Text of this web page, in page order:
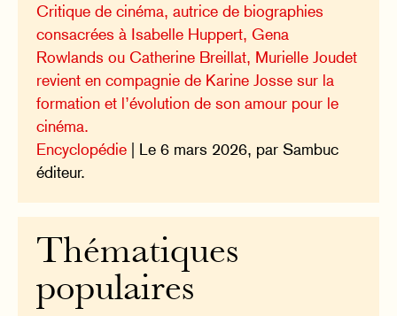
Critique de cinéma, autrice de biographies
consacrées à Isabelle Huppert, Gena
Rowlands ou Catherine Breillat, Murielle Joudet
revient en compagnie de Karine Josse sur la
formation et l’évolution de son amour pour le
cinéma.
Encyclopédie | Le 6 mars 2026, par Sambuc
éditeur.
Thématiques
populaires